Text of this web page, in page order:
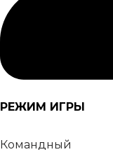
РЕЖИМ ИГРЫ
Командный